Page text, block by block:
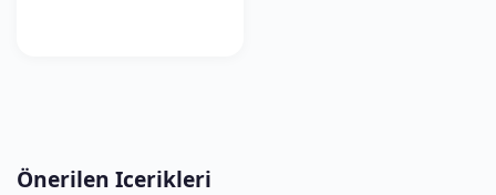
Önerilen Icerikleri